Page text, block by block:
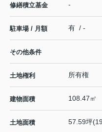
修繕積立基金 -
駐車場 / 月額 有 / -
その他条件
土地権利 所有権
建物面積 108.47㎡
土地面積 57.59坪